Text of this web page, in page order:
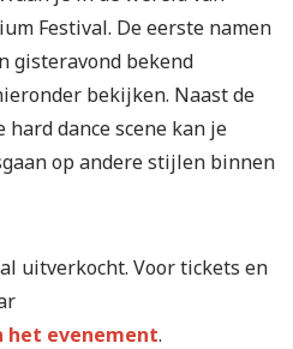
Festival. De eerste namen
gisteravond bekend
bekijken. Naast de
dance scene kan je
op andere stijlen binnen
uitverkocht. Voor tickets en
het evenement.